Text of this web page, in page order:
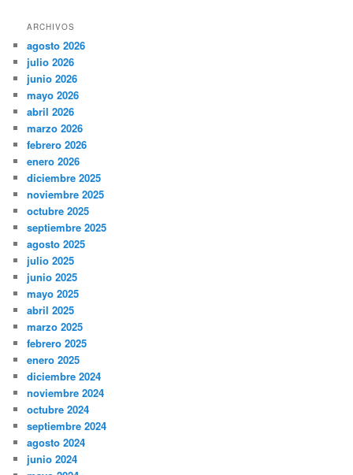
ARCHIVOS
agosto 2026
julio 2026
junio 2026
mayo 2026
abril 2026
marzo 2026
febrero 2026
enero 2026
diciembre 2025
noviembre 2025
octubre 2025
septiembre 2025
agosto 2025
julio 2025
junio 2025
mayo 2025
abril 2025
marzo 2025
febrero 2025
enero 2025
diciembre 2024
noviembre 2024
octubre 2024
septiembre 2024
agosto 2024
junio 2024